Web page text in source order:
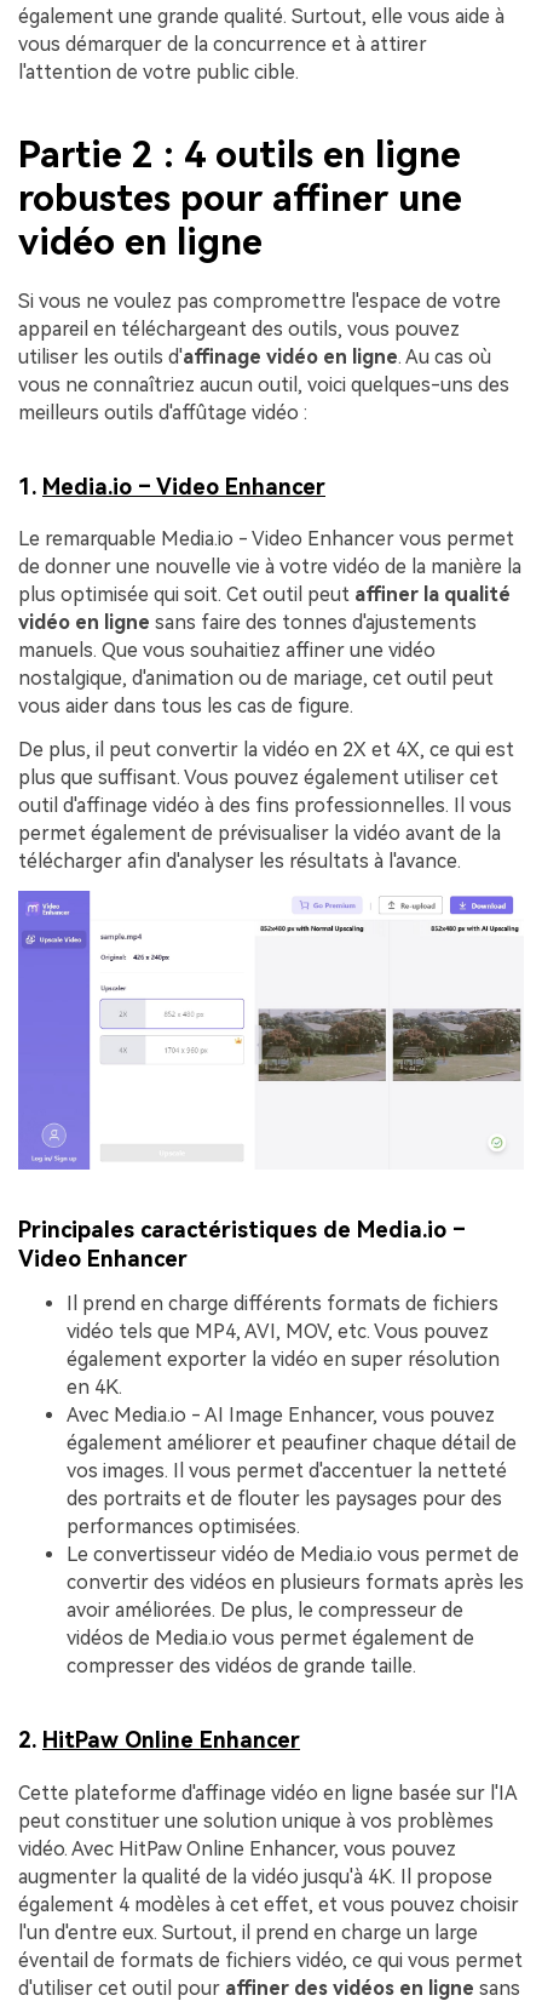
également une grande qualité. Surtout, elle vous aide à
vous démarquer de la concurrence et à attirer
l'attention de votre public cible.
Partie 2 : 4 outils en ligne
robustes pour affiner une
vidéo en ligne
Si vous ne voulez pas compromettre l'espace de votre
appareil en téléchargeant des outils, vous pouvez
utiliser les outils d'affinage vidéo en ligne. Au cas où
vous ne connaîtriez aucun outil, voici quelques-uns des
meilleurs outils d'affûtage vidéo :
1. Media.io – Video Enhancer
Le remarquable Media.io - Video Enhancer vous permet
de donner une nouvelle vie à votre vidéo de la manière la
plus optimisée qui soit. Cet outil peut affiner la qualité
vidéo en ligne sans faire des tonnes d'ajustements
manuels. Que vous souhaitiez affiner une vidéo
nostalgique, d'animation ou de mariage, cet outil peut
vous aider dans tous les cas de figure.
De plus, il peut convertir la vidéo en 2X et 4X, ce qui est
plus que suffisant. Vous pouvez également utiliser cet
outil d'affinage vidéo à des fins professionnelles. Il vous
permet également de prévisualiser la vidéo avant de la
télécharger afin d'analyser les résultats à l'avance.
Principales caractéristiques de Media.io –
Video Enhancer
Il prend en charge différents formats de fichiers
vidéo tels que MP4, AVI, MOV, etc. Vous pouvez
également exporter la vidéo en super résolution
en 4K.
Avec Media.io - AI Image Enhancer, vous pouvez
également améliorer et peaufiner chaque détail de
vos images. Il vous permet d'accentuer la netteté
des portraits et de flouter les paysages pour des
performances optimisées.
Le convertisseur vidéo de Media.io vous permet de
convertir des vidéos en plusieurs formats après les
avoir améliorées. De plus, le compresseur de
vidéos de Media.io vous permet également de
compresser des vidéos de grande taille.
2. HitPaw Online Enhancer
Cette plateforme d'affinage vidéo en ligne basée sur l'IA
peut constituer une solution unique à vos problèmes
vidéo. Avec HitPaw Online Enhancer, vous pouvez
augmenter la qualité de la vidéo jusqu'à 4K. Il propose
également 4 modèles à cet effet, et vous pouvez choisir
l'un d'entre eux. Surtout, il prend en charge un large
éventail de formats de fichiers vidéo, ce qui vous permet
d'utiliser cet outil pour affiner des vidéos en ligne sans